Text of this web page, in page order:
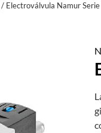
/ Electroválvula Namur